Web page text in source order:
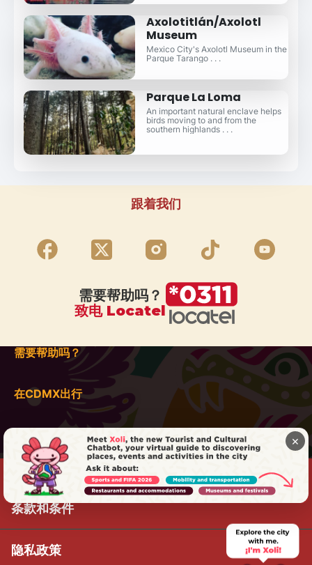
Axolotitlán/Axolotl
Museum
Mexico City's Axolotl Museum in the
Parque Tarango . . .
Parque La Loma
An important natural enclave helps
birds moving to and from the
southern highlands . . .
跟着我们
需要帮助吗？
致电 Locatel
需要帮助吗？
在CDMX出行
条款和条件
隐私政策
×